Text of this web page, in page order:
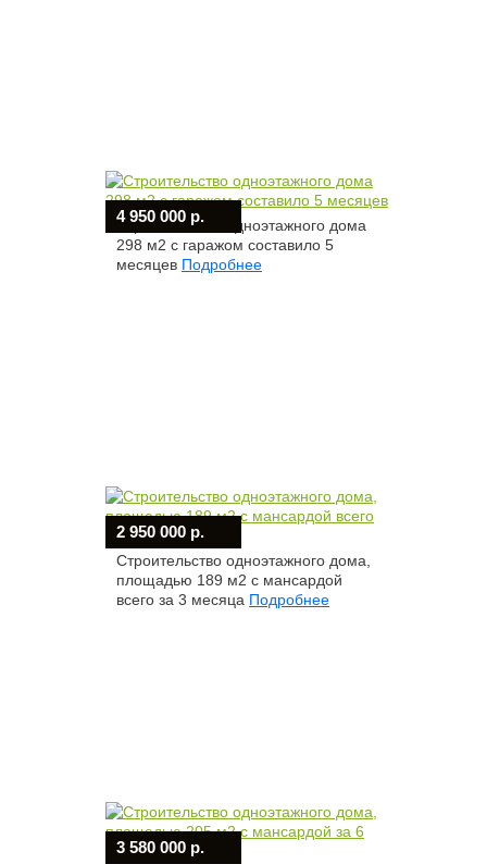
4 950 000 р.
Строительство одноэтажного дома
298 м2 с гаражом составило 5
месяцев Подробнее
2 950 000 р.
Строительство одноэтажного дома,
площадью 189 м2 с мансардой
всего за 3 месяца Подробнее
3 580 000 р.